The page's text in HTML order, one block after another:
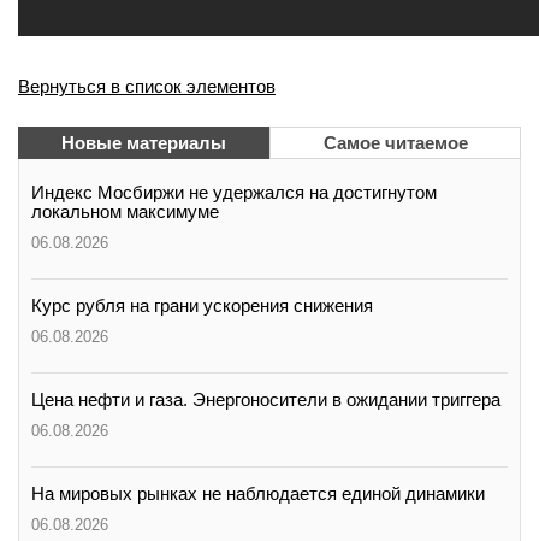
вконтакте
телеграм
Стать автором
Вернуться в список элементов
Новые материалы Самое читаемое
Индекс Мосбиржи не удержался на достигнутом
локальном максимуме
06.08.2026
Курс рубля на грани ускорения снижения
06.08.2026
Цена нефти и газа. Энергоносители в ожидании триггера
06.08.2026
На мировых рынках не наблюдается единой динамики
06.08.2026